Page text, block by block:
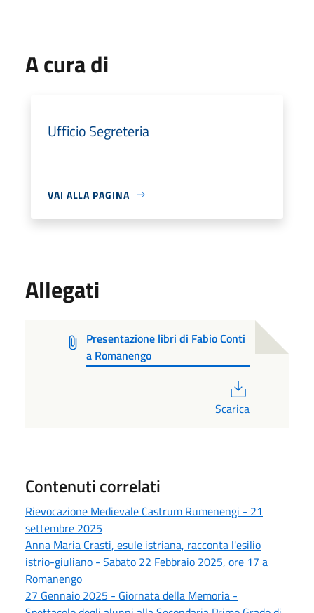
A cura di
Ufficio Segreteria
VAI ALLA PAGINA
Allegati
Presentazione libri di Fabio Conti
a Romanengo
Scarica
Contenuti correlati
Rievocazione Medievale Castrum Rumenengi - 21
settembre 2025
Anna Maria Crasti, esule istriana, racconta l'esilio
istrio-giuliano - Sabato 22 Febbraio 2025, ore 17 a
Romanengo
27 Gennaio 2025 - Giornata della Memoria -